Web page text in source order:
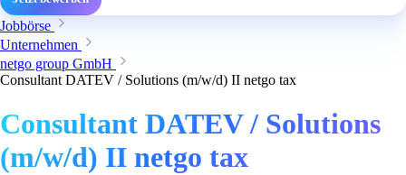
Jobbörse
Unternehmen
netgo group GmbH
Consultant DATEV / Solutions (m/w/d) II netgo tax
Consultant DATEV / Solutions
(m/w/d) II netgo tax